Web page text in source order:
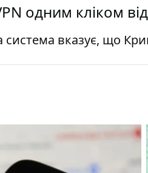
одним кліком
вказує, що